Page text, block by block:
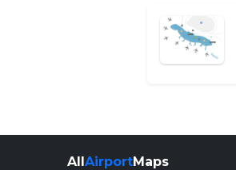
AllAirportMaps